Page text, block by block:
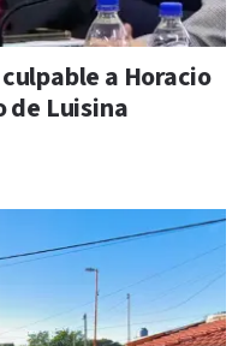
a Horacio
de Luisina